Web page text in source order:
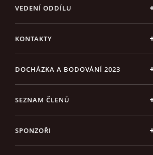
VEDENÍ ODDÍLU
KONTAKTY
DOCHÁZKA A BODOVÁNÍ 2023
SEZNAM ČLENŮ
SPONZOŘI